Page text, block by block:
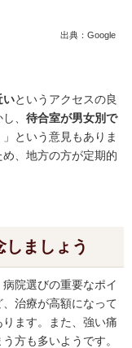
出典：Google
いというアクセスの良
、 待合室が男女別で
という意見もありま
め、地方の方が定期的
ましょう
院選びの重要なポイ
治療が高額になって
ます。また、強い痛
方も多いようです。